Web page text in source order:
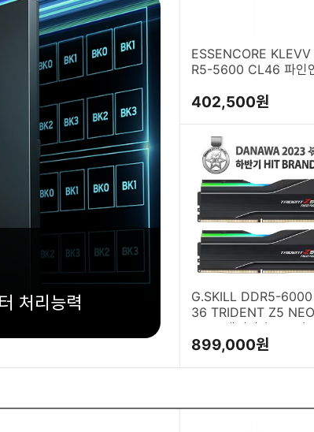
ESSENCORE
R5-5600 CL46 파인
402,500원
G.SKILL DDR5-
36 TRIDENT Z5
GB J 패키지
x2))
899,000원